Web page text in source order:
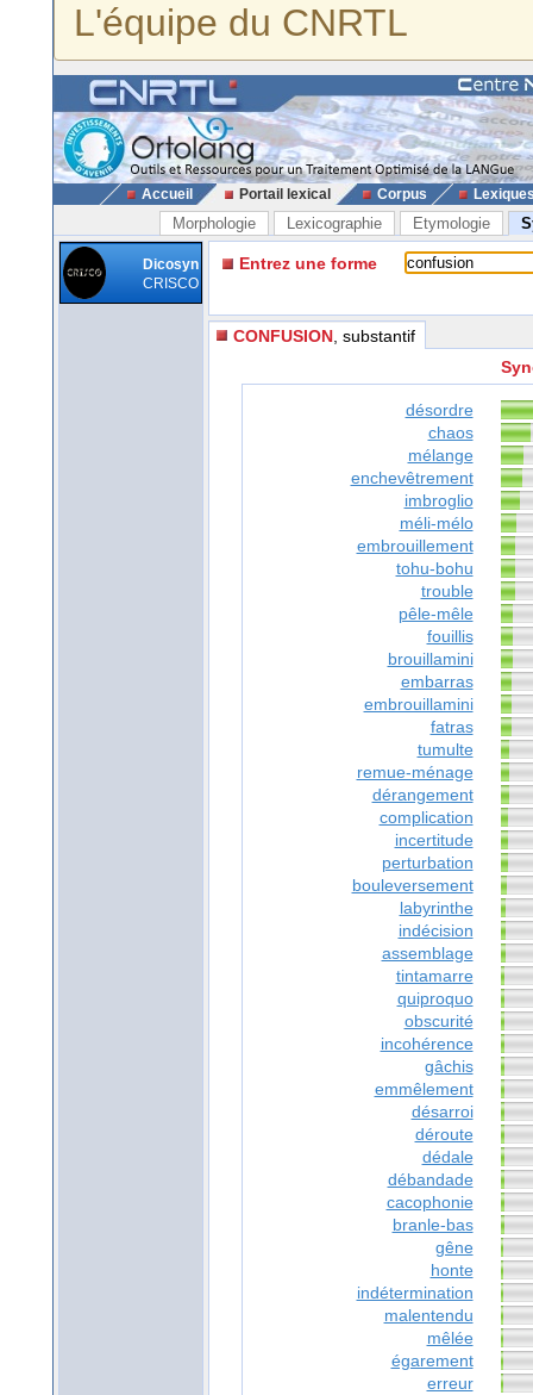
L'équipe du CNRTL
Accueil Portail lexical Corpus
Morphologie Lexicographie Etymologie
Dicosyn
CRISCO
Entrez une forme
CONFUSION , substantif
désordre
chaos
mélange
enchevêtrement
imbroglio
méli-mélo
embrouillement
tohu-bohu
trouble
pêle-mêle
fouillis
brouillamini
embarras
embrouillamini
fatras
tumulte
remue-ménage
dérangement
complication
incertitude
perturbation
bouleversement
labyrinthe
indécision
assemblage
tintamarre
quiproquo
obscurité
incohérence
gâchis
emmêlement
désarroi
déroute
dédale
débandade
cacophonie
branle-bas
gêne
honte
indétermination
malentendu
mêlée
égarement
erreur